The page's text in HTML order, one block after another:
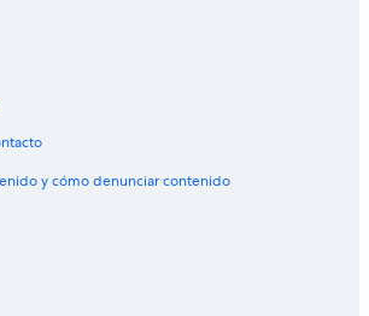
y cómo denunciar contenido